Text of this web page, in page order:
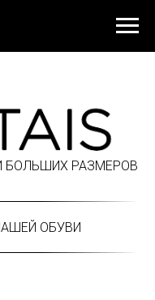
БОЛЬШИХ РАЗМЕРОВ
ОБУВИ